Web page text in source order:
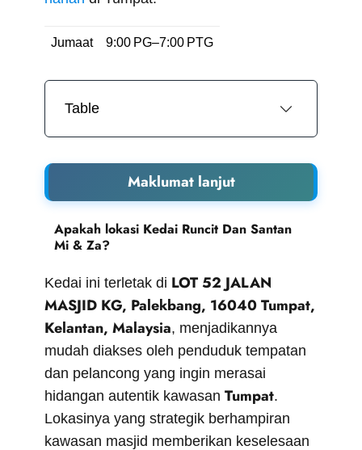
Jumaat 9:00 PG–7:00 PTG
Table
Maklumat lanjut
Apakah lokasi Kedai Runcit Dan Santan
Mi & Za?
Kedai ini terletak di LOT 52 JALAN
MASJID KG, Palekbang, 16040 Tumpat,
Kelantan, Malaysia, menjadikannya
mudah diakses oleh penduduk tempatan
dan pelancong yang ingin merasai
hidangan autentik kawasan Tumpat.
Lokasinya yang strategik berhampiran
kawasan masjid memberikan keselesaan